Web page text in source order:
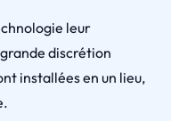
leur
discrétion
installées en un lieu,